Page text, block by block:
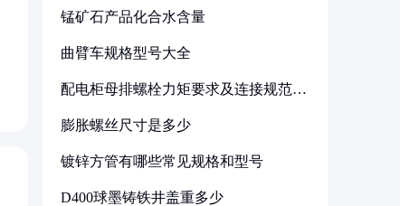
锰矿石产品化合水含量
曲臂车规格型号大全
配电柜母排螺栓力矩要求及连接规范详
膨胀螺丝尺寸是多少
镀锌方管有哪些常见规格和型号
D400球墨铸铁井盖重多少